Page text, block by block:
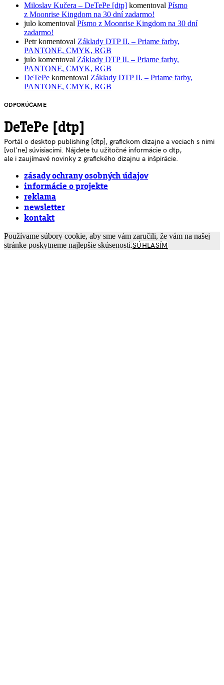
Miloslav Kučera – DeTePe [dtp] komentoval Písmo
z Moonrise Kingdom na 30 dní zadarmo!
julo komentoval Písmo z Moonrise Kingdom na 30 dní
zadarmo!
Petrkomentoval Základy DTP II. – Priame farby,
PANTONE, CMYK, RGB
julo komentoval Základy DTP II. – Priame farby,
PANTONE, CMYK, RGB
DeTePe komentoval Základy DTP II. – Priame farby,
PANTONE, CMYK, RGB
ODPORÚČAME
DeTePe [dtp]
Portál o desktop publishing [dtp], grafickom dizajne a veciach s nimi
[voľne] súvisiacimi. Nájdete tu užitočné informácie o dtp,
ale i zaujímavé novinky z grafického dizajnu a inšpirácie.
zásady ochrany osobných údajov
informácie o projekte
reklama
newsletter
kontakt
Používame súbory cookie, aby sme vám zaručili, že vám na našej
stránke poskytneme najlepšie skúsenosti.SÚHLASÍM